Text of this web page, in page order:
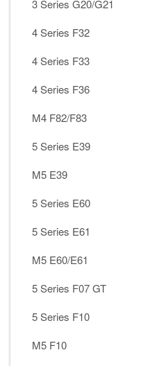
3 Series G20/G21
4 Series F32
4 Series F33
4 Series F36
M4 F82/F83
5 Series E39
M5 E39
5 Series E60
5 Series E61
M5 E60/E61
5 Series F07 GT
5 Series F10
M5 F10